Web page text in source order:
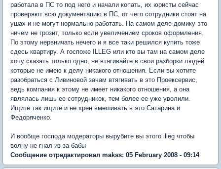
работала в ПС то под него и начали копать, их юристы сейчас
проверяют всю документацию в ПС, от чего сотрудники стоят на
ушах и не могут нормально работать. На самом деле домику это
ничем не грозит, только если увеличением сроков оформления.
По этому нервничать нечего и я все таки решился купить тоже
сдесь квартиру. А госпоже ILLEG или кто вы там на самом деле
хочу сказать только одно, не втягивайте в свои разборки людей
которые не имею к делу никакого отношения. Если вы хотите
разобраться с Ливиновой зачам втягивать в это Проексервис,
ведь компания к этому не имеет никакого отношения, а она
являлась лишь ее сотрудникок, тем более ее уже уволили.
Ищите так ищите и не хрен вмешивать в это Сатарина и
Федоряченко.
И вообще господа модераторы вырубите вы этого illeg чтобы
волну не гнал из-за бабы
Сообщение отредактировал makss: 05 February 2008 - 09:14